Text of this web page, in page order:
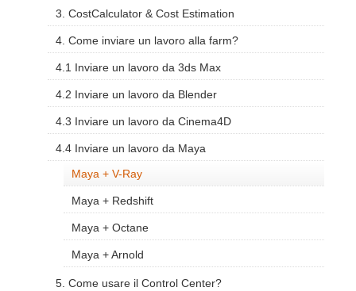
3. CostCalculator & Cost Estimation
4. Come inviare un lavoro alla farm?
4.1 Inviare un lavoro da 3ds Max
4.2 Inviare un lavoro da Blender
4.3 Inviare un lavoro da Cinema4D
4.4 Inviare un lavoro da Maya
Maya + V-Ray
Maya + Redshift
Maya + Octane
Maya + Arnold
5. Come usare il Control Center?